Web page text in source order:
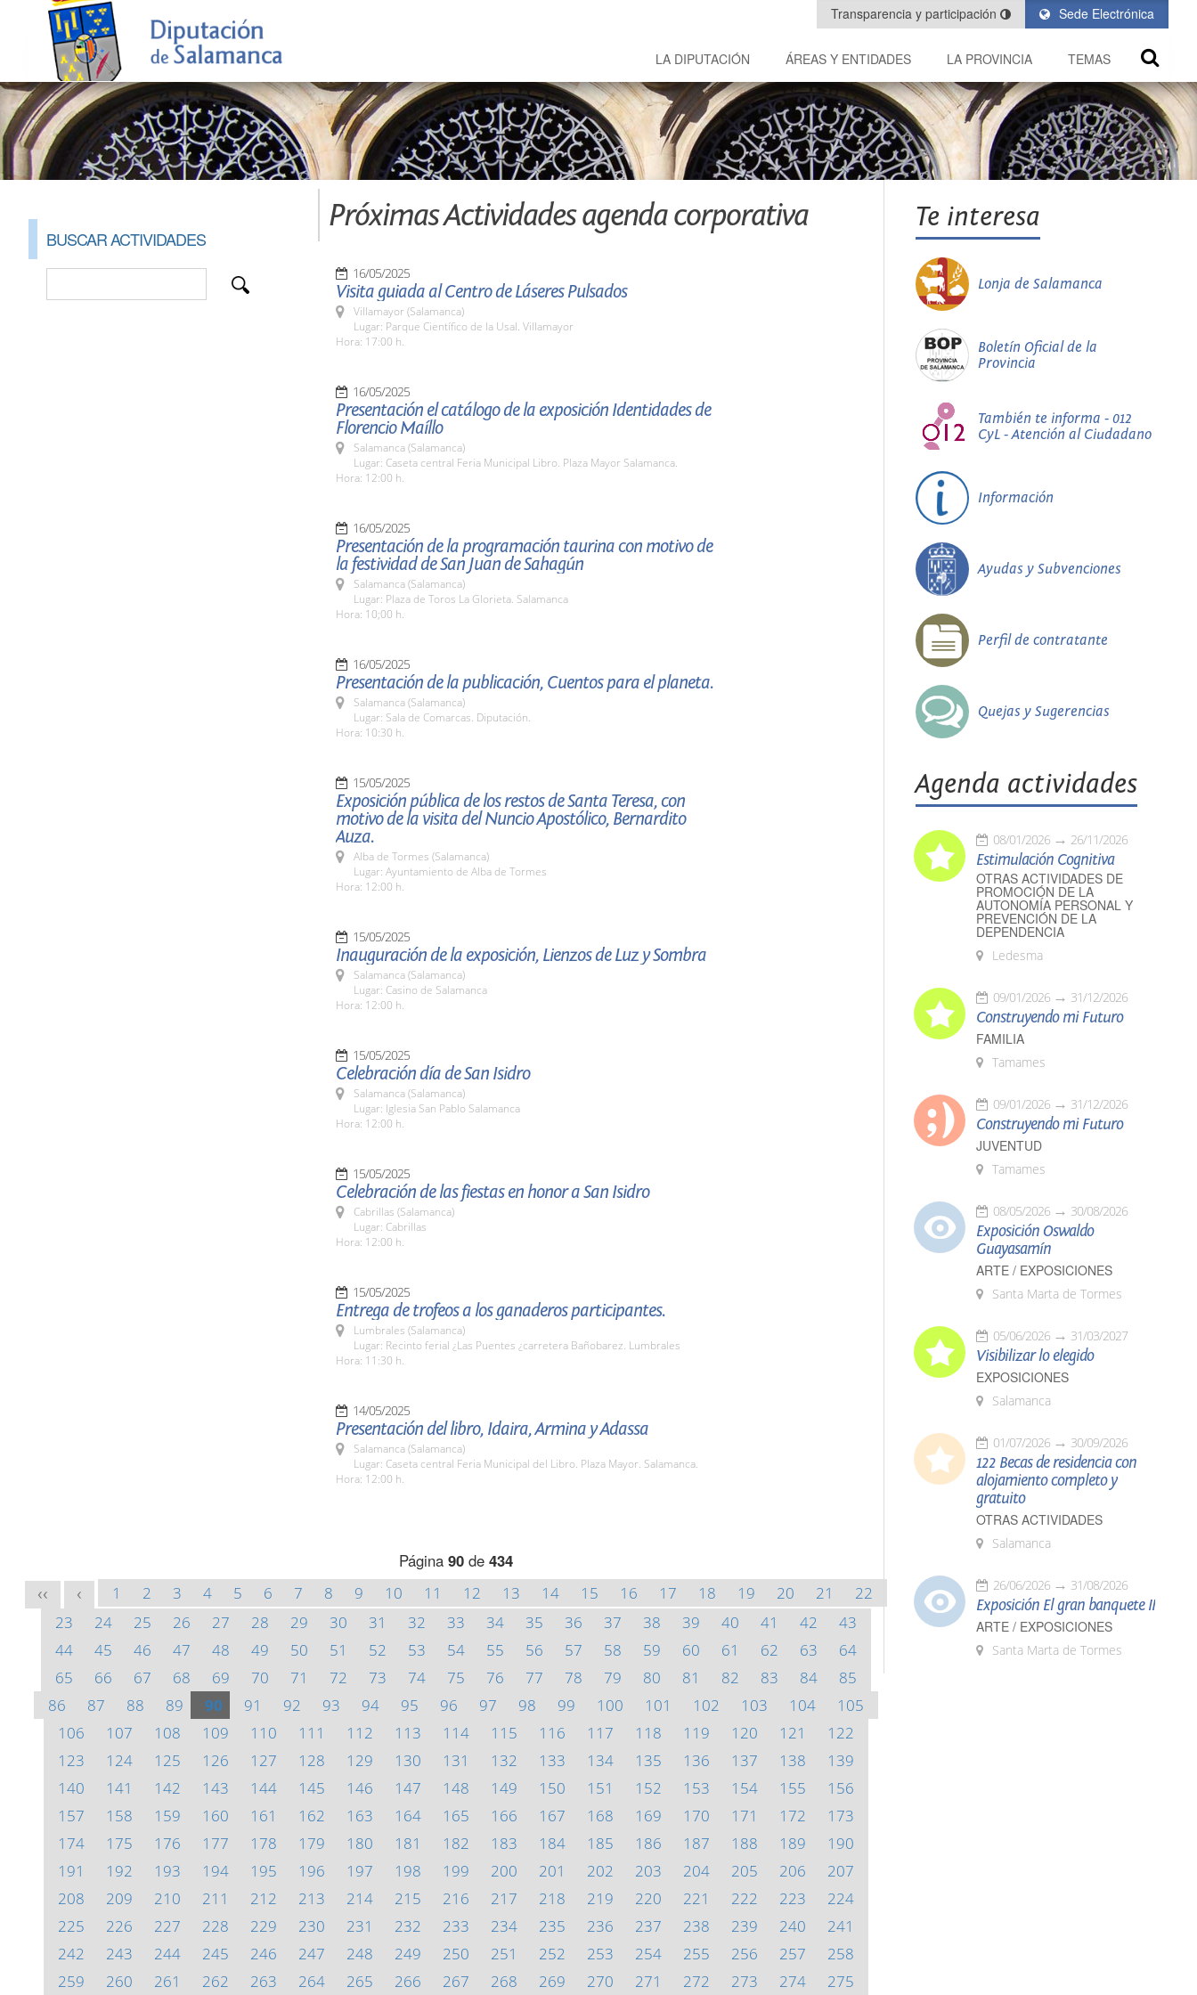
Sede Electrónica
Transparencia y participación
LA DIPUTACIÓN ÁREAS Y ENTIDADES LA PROVINCIA TEMAS
BUSCAR ACTIVIDADES
Próximas Actividades agenda corporativa
16/05/2025
Visita guiada al Centro de Láseres Pulsados
Villamayor (Salamanca)
Lugar: Parque Científico de la Usal. Villamayor
Hora: 17:00 h.
16/05/2025
Presentación el catálogo de la exposición Identidades de
Florencio Maíllo
Salamanca (Salamanca)
Lugar: Caseta central Feria Municipal Libro. Plaza Mayor Salamanca.
Hora: 12:00 h.
16/05/2025
Presentación de la programación taurina con motivo de
la festividad de San Juan de Sahagún
Salamanca (Salamanca)
Lugar: Plaza de Toros La Glorieta. Salamanca
Hora: 10;00 h.
16/05/2025
Presentación de la publicación, Cuentos para el planeta.
Salamanca (Salamanca)
Lugar: Sala de Comarcas. Diputación.
Hora: 10:30 h.
15/05/2025
Exposición pública de los restos de Santa Teresa, con
motivo de la visita del Nuncio Apostólico, Bernardito
Auza.
Alba de Tormes (Salamanca)
Lugar: Ayuntamiento de Alba de Tormes
Hora: 12:00 h.
15/05/2025
Inauguración de la exposición, Lienzos de Luz y Sombra
Salamanca (Salamanca)
Lugar: Casino de Salamanca
Hora: 12:00 h.
15/05/2025
Celebración día de San Isidro
Salamanca (Salamanca)
Lugar: Iglesia San Pablo Salamanca
Hora: 12:00 h.
15/05/2025
Celebración de las fiestas en honor a San Isidro
Cabrillas (Salamanca)
Lugar: Cabrillas
Hora: 12:00 h.
15/05/2025
Entrega de trofeos a los ganaderos participantes.
Lumbrales (Salamanca)
Lugar: Recinto ferial ¿Las Puentes ¿carretera Bañobarez. Lumbrales
Hora: 11:30 h.
14/05/2025
Presentación del libro, Idaira, Armina y Adassa
Salamanca (Salamanca)
Lugar: Caseta central Feria Municipal del Libro. Plaza Mayor. Salamanca.
Hora: 12:00 h.
Página 90 de 434
<< < 1 2 3 4 5 6 7 8 9 10 11 12 13 14 15 16 17 18 19 20 21
22
23
24 25 26 27 28 29 30 31 32 33 34 35 36 37 38 39 40 41 42
43
44
45 46 47 48 49 50 51 52 53 54 55 56 57 58 59 60 61 62 63
64
65
66 67 68 69 70 71 72 73 74 75 76 77 78 79 80 81 82 83 84
85
86
87 88 89 90 91 92 93 94 95 96 97 98 99 100 101 102 103 104
105
106
107 108 109 110 111 112 113 114 115 116 117 118 119 120 121
122
123
124 125 126 127 128 129 130 131 132 133 134 135 136 137 138
139
140
141 142 143 144 145 146 147 148 149 150 151 152 153 154 155
156
157
158 159 160 161 162 163 164 165 166 167 168 169 170 171 172
173
174
175 176 177 178 179 180 181 182 183 184 185 186 187 188 189
190
191
192 193 194 195 196 197 198 199 200 201 202 203 204 205 206
207
208
209 210 211 212 213 214 215 216 217 218 219 220 221 222 223
224
225
226 227 228 229 230 231 232 233 234 235 236 237 238 239 240
241
242
243 244 245 246 247 248 249 250 251 252 253 254 255 256 257
258
259
260 261 262 263 264 265 266 267 268 269 270 271 272 273 274 275
Te interesa
Lonja de Salamanca
Boletín Oficial de la
Provincia
También te informa - 012
CyL - Atención al Ciudadano
Información
Ayudas y Subvenciones
Perfil de contratante
Quejas y Sugerencias
Agenda actividades
08/01/2026 26/11/2026
Estimulación Cognitiva
OTRAS ACTIVIDADES DE
PROMOCIÓN DE LA
AUTONOMÍA PERSONAL Y
PREVENCIÓN DE LA
DEPENDENCIA
Ledesma
09/01/2026 31/12/2026
Construyendo mi Futuro
FAMILIA
Tamames
09/01/2026 31/12/2026
Construyendo mi Futuro
JUVENTUD
Tamames
08/05/2026 30/08/2026
Exposición Oswaldo
Guayasamín
ARTE / EXPOSICIONES
Santa Marta de Tormes
05/06/2026 31/03/2027
Visibilizar lo elegido
EXPOSICIONES
Salamanca
01/07/2026 30/09/2026
122 Becas de residencia con
alojamiento completo y
gratuito
OTRAS ACTIVIDADES
Salamanca
26/06/2026 31/08/2026
Exposición El gran banquete II
ARTE / EXPOSICIONES
Santa Marta de Tormes